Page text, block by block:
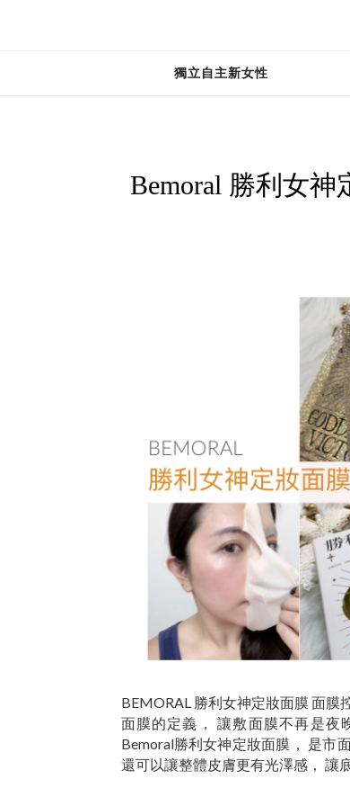
獨立自主新女性
Bemoral 勝利女
BEMORAL 勝利女神定妝面膜 面膜
面膜的定義， 讓敷面膜不再是夜
Bemoral勝利女神定妝面膜， 是市
還可以讓整體皮膚更有光澤感， 讓